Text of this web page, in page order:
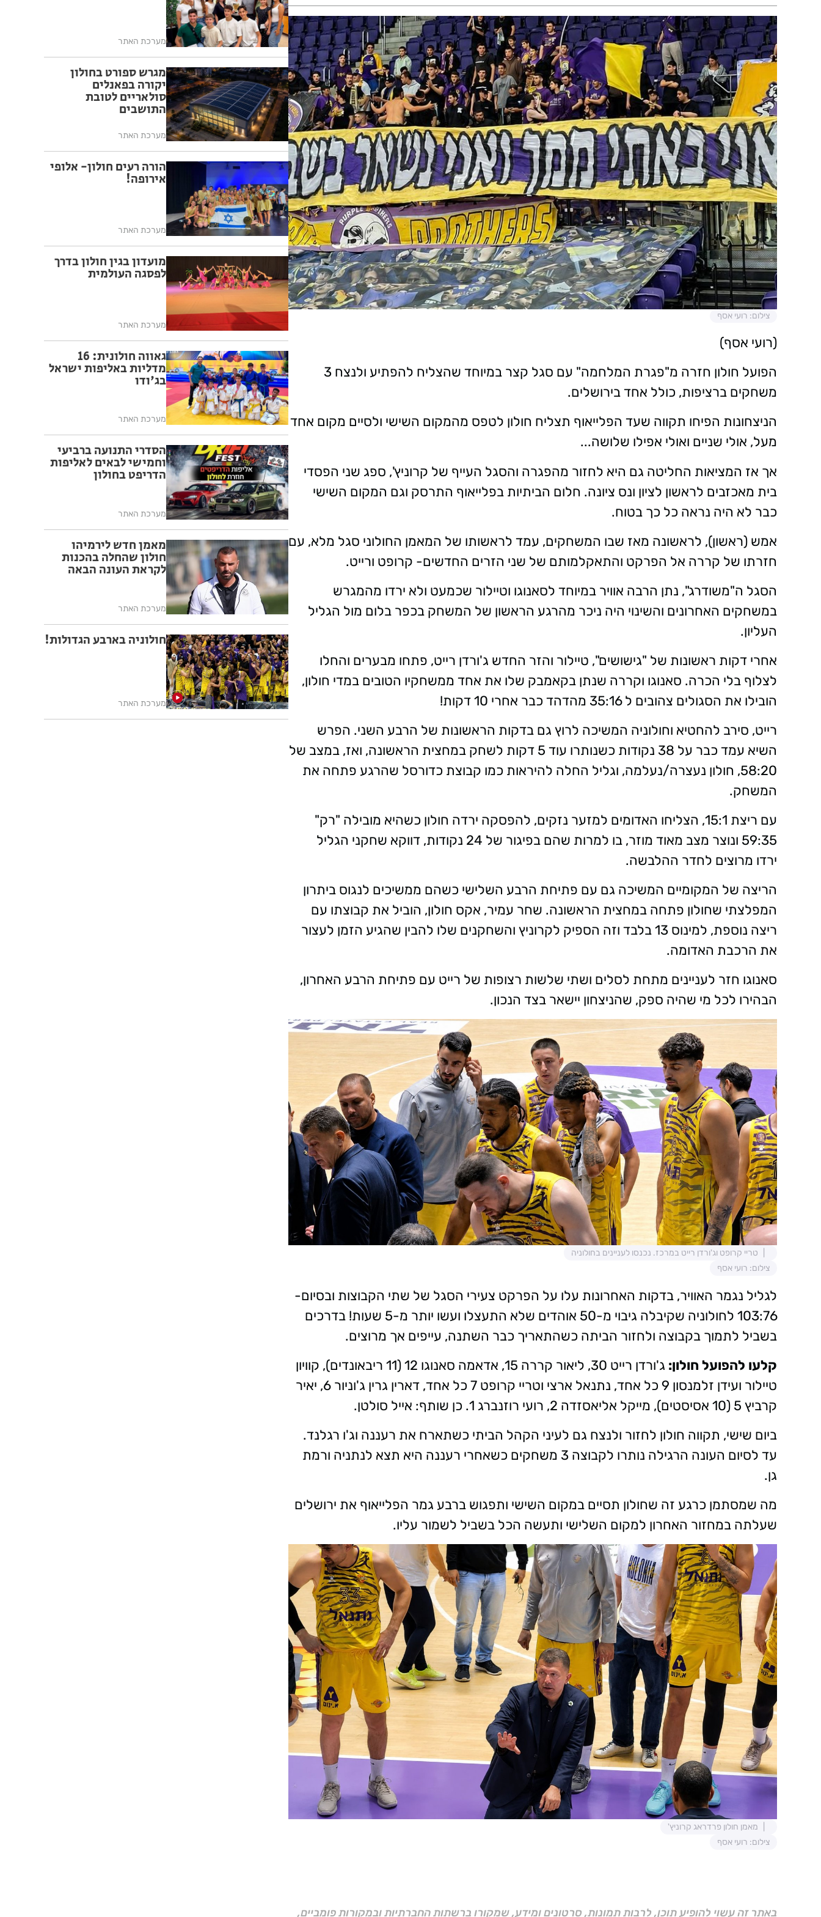
צילום: רועי אסף
(רועי אסף)
הפועל חולון חזרה מ"פגרת המלחמה" עם סגל קצר במיוחד שהצליח להפתיע ולנצח 3
משחקים ברציפות, כולל אחד בירושלים.
הניצחונות הפיחו תקווה שעד הפלייאוף תצליח חולון לטפס מהמקום השישי ולסיים מקום אחד
מעל, אולי שניים ואולי אפילו שלושה...
אך אז המציאות החליטה גם היא לחזור מהפגרה והסגל העייף של קרוניץ', ספג שני הפסדי
בית מאכזבים לראשון לציון ונס ציונה. חלום הביתיות בפלייאוף התרסק וגם המקום השישי
כבר לא היה נראה כל כך בטוח.
אמש (ראשון), לראשונה מאז שבו המשחקים, עמד לראשותו של המאמן החולוני סגל מלא, עם
חזרתו של קררה אל הפרקט והתאקלמותם של שני הזרים החדשים- קרופט ורייט.
הסגל ה"משודרג", נתן הרבה אוויר במיוחד לסאנוגו וטיילור שכמעט ולא ירדו מהמגרש
במשחקים האחרונים והשינוי היה ניכר מהרגע הראשון של המשחק בכפר בלום מול הגליל
העליון.
אחרי דקות ראשונות של "גישושים", טיילור והזר החדש ג'ורדן רייט, פתחו מבערים והחלו
לצלוף בלי הכרה. סאנוגו וקררה שנתן בקאמבק שלו את אחד ממשחקיו הטובים במדי חולון,
הובילו את הסגולים צהובים ל 35:16 מהדהד כבר אחרי 10 דקות!
רייט, סירב להחטיא וחולוניה המשיכה לרוץ גם בדקות הראשונות של הרבע השני. הפרש
השיא עמד כבר על 38 נקודות כשנותרו עוד 5 דקות לשחק במחצית הראשונה, ואז, במצב של
58:20, חולון נעצרה/נעלמה, וגליל החלה להיראות כמו קבוצת כדורסל שהרגע פתחה את
המשחק.
עם ריצת 15:1, הצליחו האדומים למזער נזקים, להפסקה ירדה חולון כשהיא מובילה "רק"
59:35 ונוצר מצב מאוד מוזר, בו למרות שהם בפיגור של 24 נקודות, דווקא שחקני הגליל
ירדו מרוצים לחדר ההלבשה.
הריצה של המקומיים המשיכה גם עם פתיחת הרבע השלישי כשהם ממשיכים לנגוס ביתרון
המפלצתי שחולון פתחה במחצית הראשונה. שחר עמיר, אקס חולון, הוביל את קבוצתו עם
ריצה נוספת, למינוס 13 בלבד וזה הספיק לקרוניץ והשחקנים שלו להבין שהגיע הזמן לעצור
את הרכבת האדומה.
סאנוגו חזר לעניינים מתחת לסלים ושתי שלשות רצופות של רייט עם פתיחת הרבע האחרון,
הבהירו לכל מי שהיה ספק, שהניצחון יישאר בצד הנכון.
טריי קרופט וג'ורדן רייט במרכז. נכנסו לעניינים בחולוניה
צילום: רועי אסף
לגליל נגמר האוויר, בדקות האחרונות עלו על הפרקט צעירי הסגל של שתי הקבוצות ובסיום-
103:76 לחולוניה שקיבלה גיבוי מ-50 אוהדים שלא התעצלו ועשו יותר מ-5 שעות! בדרכים
בשביל לתמוך בקבוצה ולחזור הביתה כשהתאריך כבר השתנה, עייפים אך מרוצים.
קלעו להפועל חולון:
ג'ורדן רייט 30, ליאור קררה 15, אדאמה סאנוגו 12 (11 ריבאונדים), קוויון
טיילור ועידן זלמנסון 9 כל אחד, נתנאל ארצי וטריי קרופט 7 כל אחד, דארין גרין ג'וניור 6, יאיר
קרביץ 5 (10 אסיסטים), מייקל אליאסזדה 2, רועי רוזנברג 1. כן שותף: אייל סולטן.
ביום שישי, תקווה חולון לחזור ולנצח גם לעיני הקהל הביתי כשתארח את רעננה וג'ו רגלנד.
עד לסיום העונה הרגילה נותרו לקבוצה 3 משחקים כשאחרי רעננה היא תצא לנתניה ורמת
גן.
מה שמסתמן כרגע זה שחולון תסיים במקום השישי ותפגוש ברבע גמר הפלייאוף את ירושלים
שעלתה במחזור האחרון למקום השלישי ותעשה הכל בשביל לשמור עליו.
מאמן חולון פרדראג קרוניץ'
צילום: רועי אסף
באתר זה עשוי להופיע תוכן, לרבות תמונות, סרטונים ומידע, שמקורו ברשתות החברתיות ובמקורות פומביים,
מערכת האתר
מגרש ספורט בחולון
יקורה בפאנלים
סולאריים לטובת
התושבים
מערכת האתר
הורה רעים חולון- אלופי
אירופה!
מערכת האתר
מועדון בגין חולון בדרך
לפסגה העולמית
מערכת האתר
גאווה חולונית: 16
מדליות באליפות ישראל
בג'ודו
מערכת האתר
הסדרי התנועה ברביעי
וחמישי לבאים לאליפות
הדריפט בחולון
מערכת האתר
מאמן חדש לירמיהו
חולון שהחלה בהכנות
לקראת העונה הבאה
מערכת האתר
חולוניה בארבע הגדולות!
מערכת האתר